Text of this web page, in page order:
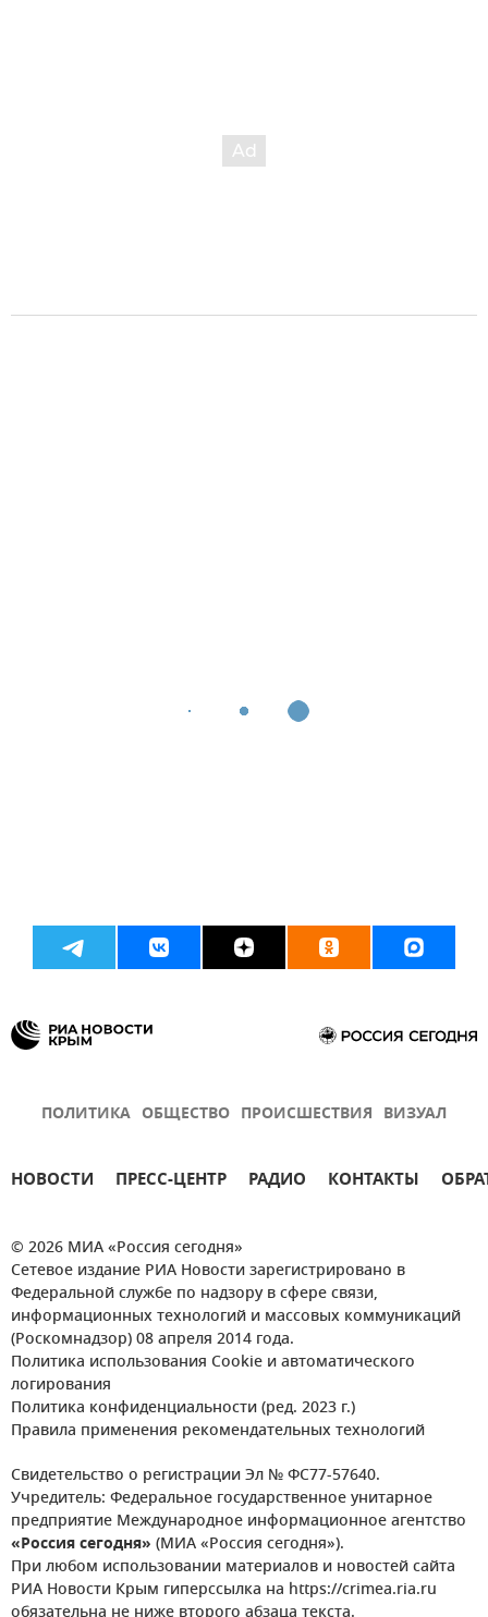
ПОЛИТИКА ОБЩЕСТВО ПРОИСШЕСТВИЯ ВИЗУАЛ
НОВОСТИ ПРЕСС-ЦЕНТР РАДИО КОНТАКТЫ
© 2026 МИА «Россия сегодня»
Сетевое издание РИА Новости зарегистрировано в
Федеральной службе по надзору в сфере связи,
информационных технологий и массовых коммуникаций
(Роскомнадзор) 08 апреля 2014 года.
Политика использования Cookie и автоматического
логирования
Политика конфиденциальности (ред. 2023 г.)
Правила применения рекомендательных технологий
Свидетельство о регистрации Эл № ФС77-57640.
Учредитель: Федеральное государственное унитарное
предприятие Международное информационное агентство
«Россия сегодня» (МИА «Россия сегодня»).
При любом использовании материалов и новостей сайта
РИА Новости Крым гиперссылка на https://crimea.ria.ru